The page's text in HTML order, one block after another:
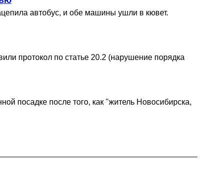
автобус, и обе машины ушли в кювет.
протокол по статье 20.2 (нарушение порядка
посадке после того, как "житель Новосибирска,